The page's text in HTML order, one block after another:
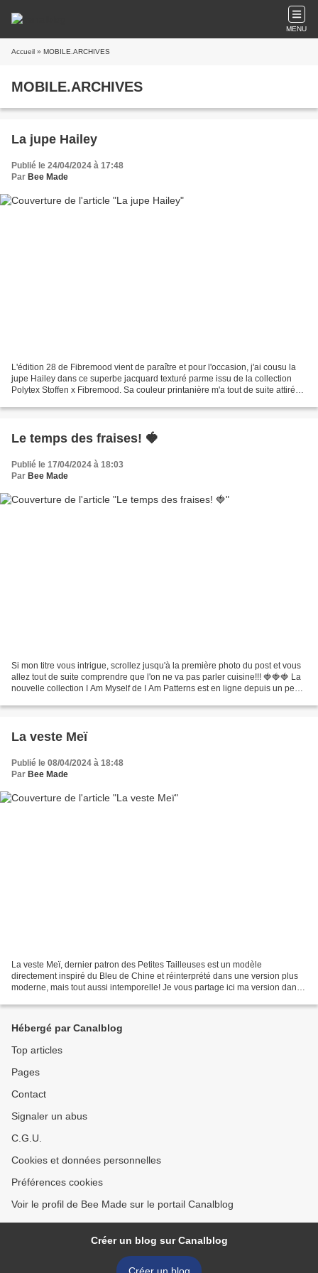
MENU
Accueil » MOBILE.ARCHIVES
MOBILE.ARCHIVES
La jupe Hailey
Publié le 24/04/2024 à 17:48
Par Bee Made
L'édition 28 de Fibremood vient de paraître et pour l'occasion, j'ai cousu la
jupe Hailey dans ce superbe jacquard texturé parme issu de la collection
Polytex Stoffen x Fibremood. Sa couleur printanière m'a tout de suite attirée,
Le temps des fraises! 🍓
Publié le 17/04/2024 à 18:03
Par Bee Made
Si mon titre vous intrigue, scrollez jusqu'à la première photo du post et vous
allez tout de suite comprendre que l'on ne va pas parler cuisine!!! 🍓🍓🍓 La
nouvelle collection I Am Myself de I Am Patterns est en ligne depuis un peu
La veste Meï
Publié le 08/04/2024 à 18:48
Par Bee Made
La veste Meï, dernier patron des Petites Tailleuses est un modèle
directement inspiré du Bleu de Chine et réinterprété dans une version plus
moderne, mais tout aussi intemporelle! Je vous partage ici ma version dans
Hébergé par Canalblog
Top articles
Pages
Contact
Signaler un abus
C.G.U.
Cookies et données personnelles
Préférences cookies
Voir le profil de Bee Made sur le portail Canalblog
Créer un blog sur Canalblog